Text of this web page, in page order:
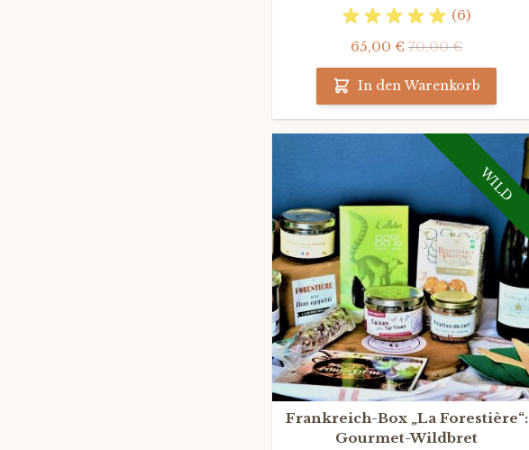
(6)
65,00 € 70,00 €
In den Warenkorb
WILD
Frankreich-Box „La Forestière“:
Gourmet-Wildbret